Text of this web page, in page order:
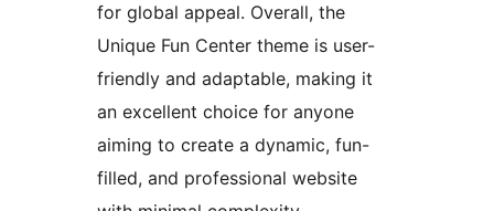
for global appeal. Overall, the
Unique Fun Center theme is user-
friendly and adaptable, making it
an excellent choice for anyone
aiming to create a dynamic, fun-
filled, and professional website